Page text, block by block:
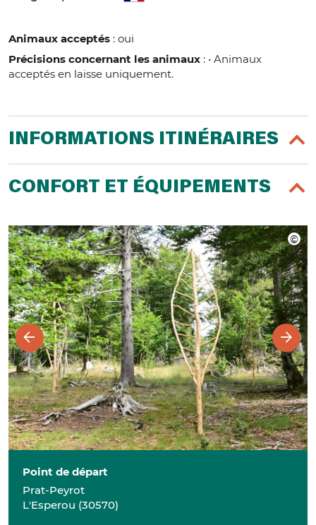
Animaux acceptés : oui
Précisions concernant les animaux : • Animaux
acceptés en laisse uniquement.
INFORMATIONS ITINÉRAIRES
CONFORT ET ÉQUIPEMENTS
Point de départ
Prat-Peyrot
L'Esperou (30570)